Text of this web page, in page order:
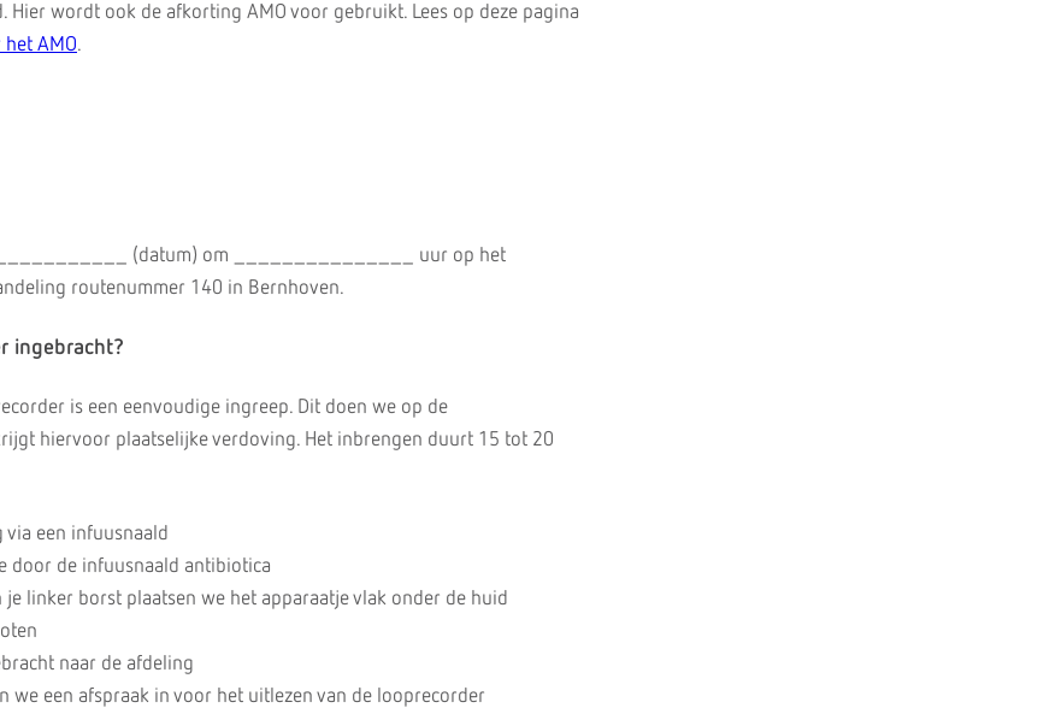
Hier wordt ook de afkorting AMO voor gebruikt. Lees op deze pagina
AMO.
(datum) om _______________ uur op het
routenummer 140 in Bernhoven.
ingebracht?
is een eenvoudige ingreep. Dit doen we op de
hiervoor plaatselijke verdoving. Het inbrengen duurt 15 tot 20
een infuusnaald
door de infuusnaald antibiotica
je linker borst plaatsen we het apparaatje vlak onder de huid
naar de afdeling
we een afspraak in voor het uitlezen van de looprecorder